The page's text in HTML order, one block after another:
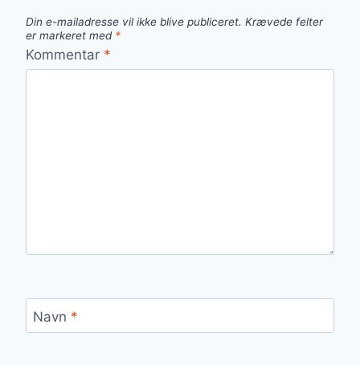
Din e-mailadresse vil ikke blive publiceret. Krævede felter
er markeret med *
Kommentar *
Navn *